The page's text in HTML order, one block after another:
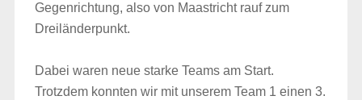
Gegenrichtung, also von Maastricht rauf zum
Dreiländerpunkt.
Dabei waren neue starke Teams am Start.
Trotzdem konnten wir mit unserem Team 1 einen 3.